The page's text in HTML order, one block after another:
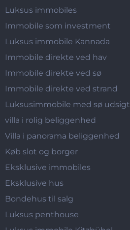
Luksus immobiles
Immobile som investment
Luksus immobile Kannada
Immobile direkte ved hav
Immobile direkte ved sø
Immobile direkte ved strand
Luksusimmobile med sø udsigt
villa i rolig beliggenhed
Villa i panorama beliggenhed
Køb slot og borger
Eksklusive immobiles
Eksklusive hus
Bondehus til salg
Luksus penthouse